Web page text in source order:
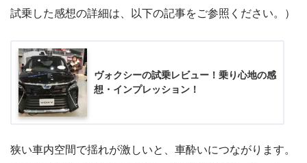
試乗した感想の詳細は、以下の記事をご参照ください。）
ヴォクシーの試乗レビュー！乗り心地の感
想・インプレッション！
狭い車内空間で揺れが激しいと、車酔いにつながります。